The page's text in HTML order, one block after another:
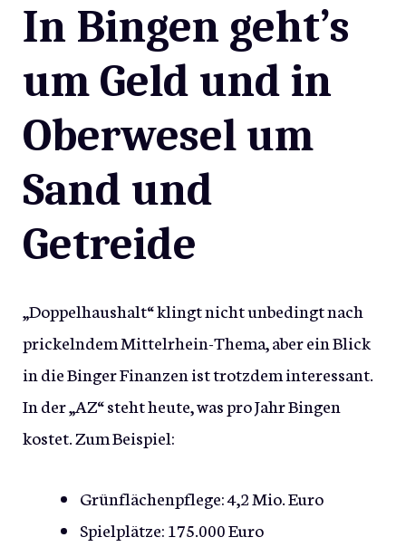
In Bingen geht’s
um Geld und in
Oberwesel um
Sand und
Getreide
„Doppelhaushalt“ klingt nicht unbedingt nach
prickelndem Mittelrhein-Thema, aber ein Blick
in die Binger Finanzen ist trotzdem interessant.
In der „AZ“ steht heute, was pro Jahr Bingen
kostet. Zum Beispiel:
Grünflächenpflege: 4,2 Mio. Euro
Spielplätze: 175.000 Euro